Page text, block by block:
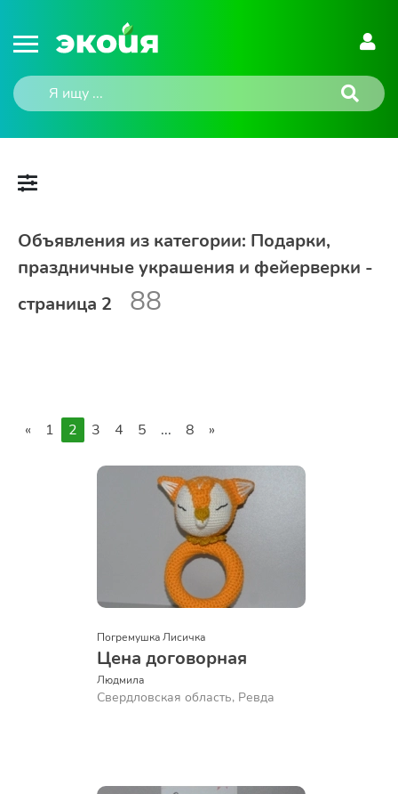
Объявления из категории: Подарки,
праздничные украшения и фейерверки -
страница 2
88
« 1 2 3 4 5 ... 8 »
Погремушка Лисичка
Цена договорная
Людмила
Свердловская область, Ревда